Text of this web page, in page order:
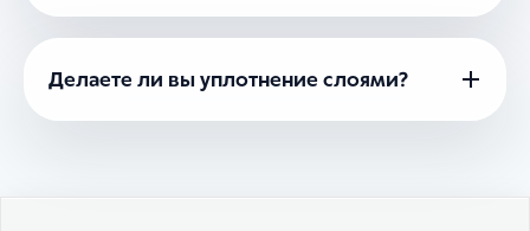
Делаете ли вы уплотнение слоями?